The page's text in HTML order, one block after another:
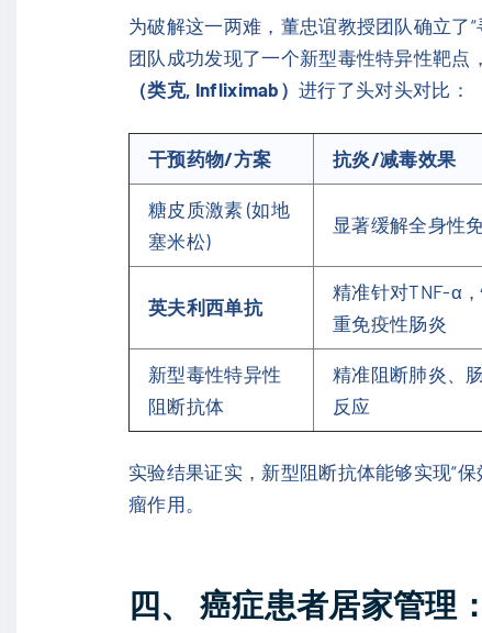
为破解这一两难，董忠谊教授团队确立了
团队成功发现了一个新型毒性特异性靶
（类克, Infliximab）进行了头对头对比：
干预药物/方案 抗炎/减毒效果
糖皮质激素 (如地
塞米松)
显著缓解全身性
英夫利西单抗
精准针对TNF-α
重免疫性肠炎
新型毒性特异性
阻断抗体
精准阻断肺炎、
反应
实验结果证实，新型阻断抗体能够实现“
瘤作用。
四、 癌症患者居家管理